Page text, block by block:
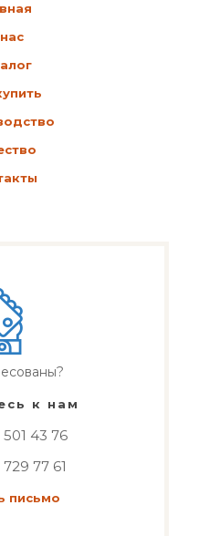
к нам
43 76
77 61
письмо